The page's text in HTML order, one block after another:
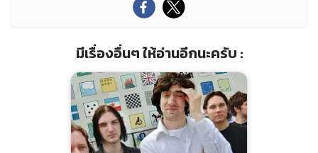
มีเรื่องอื่นๆ ให้อ่านอีกนะครับ :